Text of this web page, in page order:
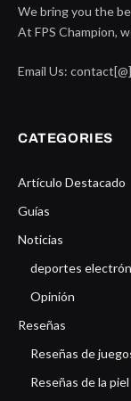
We bring you the
At FPS Champion,
Email Us:
CATEGORIES
Artículo Destacado
Guías
Noticias
deportes
Opinión
Reseñas
Reseñas de
Reseñas de la piel